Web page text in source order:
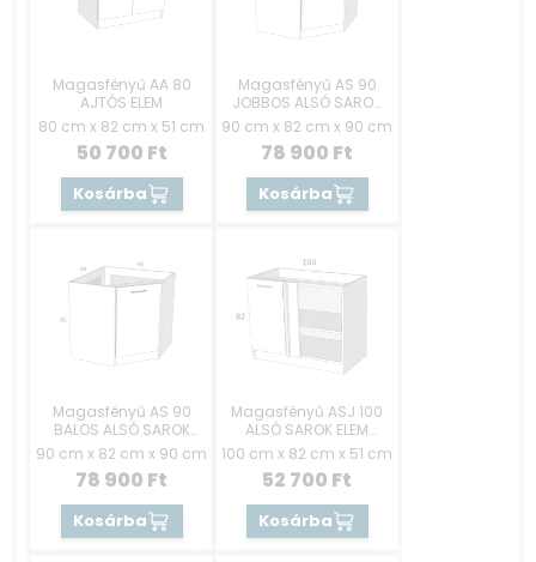
Magasfényű AA 80
AJTÓS ELEM
80 cm x 82 cm x 51 cm
50 700 Ft
Kosárba
Magasfényű AS 90
JOBBOS ALSÓ SAROK
ELEM
90 cm x 82 cm x 90 cm
78 900 Ft
Kosárba
Magasfényű AS 90
BALOS ALSÓ SAROK
ELEM
90 cm x 82 cm x 90 cm
78 900 Ft
Kosárba
Magasfényű ASJ 100
ALSÓ SAROK ELEM
JOBBOS
100 cm x 82 cm x 51 cm
52 700 Ft
Kosárba